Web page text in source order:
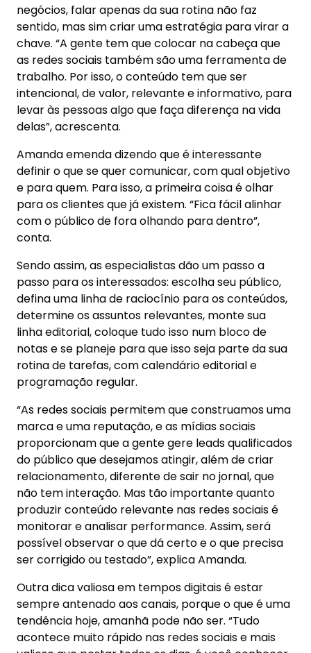
negócios, falar apenas da sua rotina não faz
sentido, mas sim criar uma estratégia para virar a
chave. “A gente tem que colocar na cabeça que
as redes sociais também são uma ferramenta de
trabalho. Por isso, o conteúdo tem que ser
intencional, de valor, relevante e informativo, para
levar às pessoas algo que faça diferença na vida
delas”, acrescenta.
Amanda emenda dizendo que é interessante
definir o que se quer comunicar, com qual objetivo
e para quem. Para isso, a primeira coisa é olhar
para os clientes que já existem. “Fica fácil alinhar
com o público de fora olhando para dentro”,
conta.
Sendo assim, as especialistas dão um passo a
passo para os interessados: escolha seu público,
defina uma linha de raciocínio para os conteúdos,
determine os assuntos relevantes, monte sua
linha editorial, coloque tudo isso num bloco de
notas e se planeje para que isso seja parte da sua
rotina de tarefas, com calendário editorial e
programação regular.
“As redes sociais permitem que construamos uma
marca e uma reputação, e as mídias sociais
proporcionam que a gente gere leads qualificados
do público que desejamos atingir, além de criar
relacionamento, diferente de sair no jornal, que
não tem interação. Mas tão importante quanto
produzir conteúdo relevante nas redes sociais é
monitorar e analisar performance. Assim, será
possível observar o que dá certo e o que precisa
ser corrigido ou testado”, explica Amanda.
Outra dica valiosa em tempos digitais é estar
sempre antenado aos canais, porque o que é uma
tendência hoje, amanhã pode não ser. “Tudo
acontece muito rápido nas redes sociais e mais